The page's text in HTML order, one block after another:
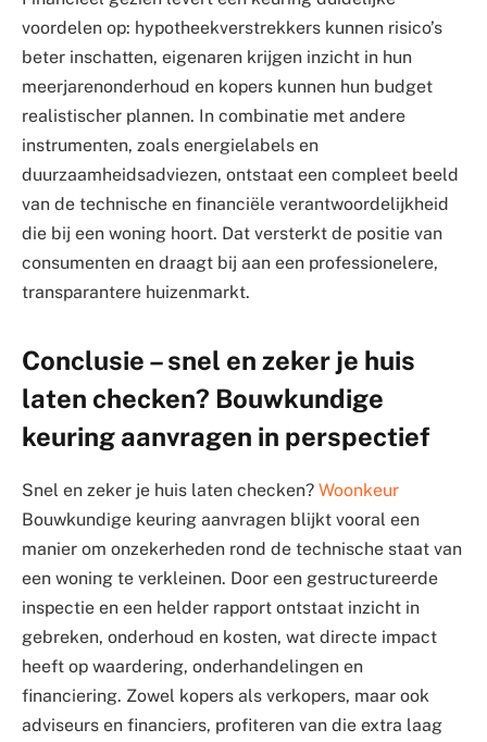
voordelen op: hypotheekverstrekkers kunnen risico’s
beter inschatten, eigenaren krijgen inzicht in hun
meerjarenonderhoud en kopers kunnen hun budget
realistischer plannen. In combinatie met andere
instrumenten, zoals energielabels en
duurzaamheidsadviezen, ontstaat een compleet beeld
van de technische en financiële verantwoordelijkheid
die bij een woning hoort. Dat versterkt de positie van
consumenten en draagt bij aan een professionelere,
transparantere huizenmarkt.
Conclusie – snel en zeker je huis
laten checken? Bouwkundige
keuring aanvragen in perspectief
Snel en zeker je huis laten checken? Woonkeur
Bouwkundige keuring aanvragen blijkt vooral een
manier om onzekerheden rond de technische staat van
een woning te verkleinen. Door een gestructureerde
inspectie en een helder rapport ontstaat inzicht in
gebreken, onderhoud en kosten, wat directe impact
heeft op waardering, onderhandelingen en
financiering. Zowel kopers als verkopers, maar ook
adviseurs en financiers, profiteren van die extra laag